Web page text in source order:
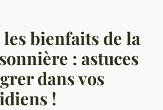
bienfaits de la
: astuces
dans vos
!